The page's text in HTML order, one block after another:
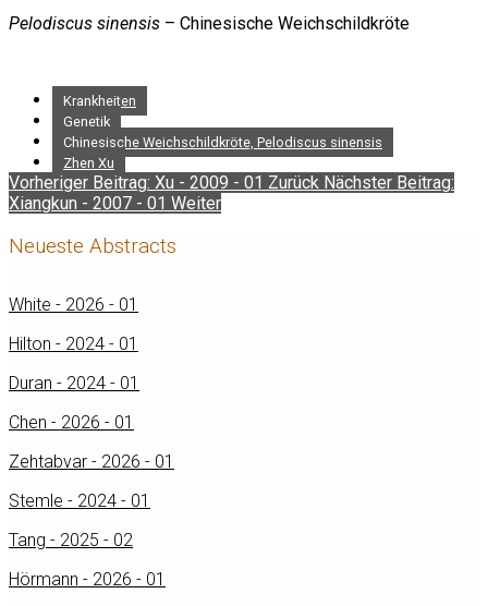
Pelodiscus sinensis – Chinesische Weichschildkröte
Krankheiten
Genetik
Chinesische Weichschildkröte, Pelodiscus sinensis
Zhen Xu
Vorheriger Beitrag: Xu - 2009 - 01 Zurück Nächster Beitrag:
Xiangkun - 2007 - 01 Weiter
Neueste Abstracts
White - 2026 - 01
Hilton - 2024 - 01
Duran - 2024 - 01
Chen - 2026 - 01
Zehtabvar - 2026 - 01
Stemle - 2024 - 01
Tang - 2025 - 02
Hörmann - 2026 - 01